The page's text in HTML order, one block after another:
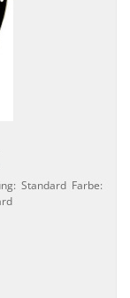
Standard Farbe: